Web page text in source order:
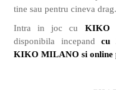
tine sau pentru cineva drag.
Intra in joc cu KIKO
disponibila incepand cu
KIKO MILANO si online